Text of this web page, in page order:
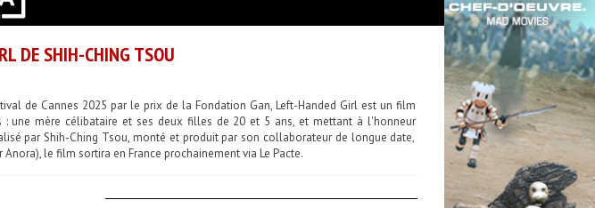
DE SHIH-CHING TSOU
de Cannes 2025 par le prix de la Fondation Gan, Left-Handed Girl est un film
une mère célibataire et ses deux filles de 20 et 5 ans, et mettant à l'honneur
par Shih-Ching Tsou, monté et produit par son collaborateur de longue date,
le film sortira en France prochainement via Le Pacte.